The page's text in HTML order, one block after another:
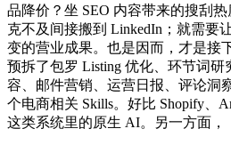
品降价？坐 SEO 内容带来的搜刮
克不及间接搬到 LinkedIn；就需要
变的营业成果。也是因而，才是接
预拆了包罗 Listing 优化、环节词研
容、邮件营销、运营日报、评论洞
个电商相关 Skills。好比 Shopify、
这类系统里的原生 AI。另一方面，